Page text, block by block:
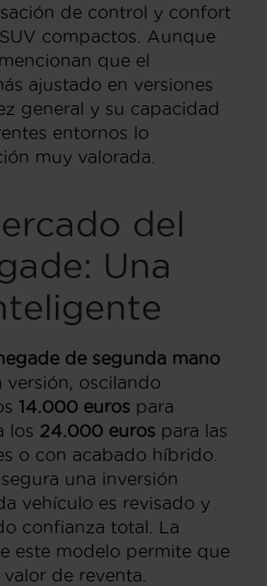
de control y confort
compactos. Aunque
que el
ajustado en versiones
general y su capacidad
entornos lo
muy valorada.
del
Una
de segunda mano
versión, oscilando
14.000 euros para
los 24.000 euros para las
o con acabado híbrido.
una inversión
vehículo es revisado y
confianza total. La
este modelo permite que
de reventa.